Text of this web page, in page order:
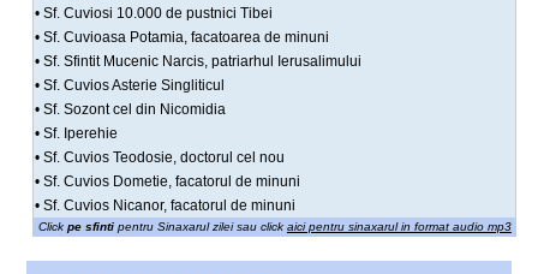
• Sf. Cuviosi 10.000 de pustnici Tibei
• Sf. Cuvioasa Potamia, facatoarea de minuni
• Sf. Sfintit Mucenic Narcis, patriarhul Ierusalimului
• Sf. Cuvios Asterie Singliticul
• Sf. Sozont cel din Nicomidia
• Sf. Iperehie
• Sf. Cuvios Teodosie, doctorul cel nou
• Sf. Cuvios Dometie, facatorul de minuni
• Sf. Cuvios Nicanor, facatorul de minuni
Click pe sfintipentru Sinaxarul zilei sau click aici pentru sinaxarul in format audio mp3